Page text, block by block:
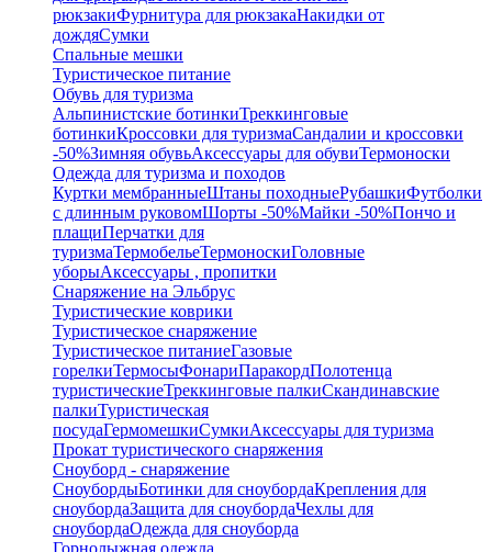
рюкзакиФурнитура для рюкзакаНакидки от
дождяСумки
Спальные мешки
Туристическое питание
Обувь для туризма
Альпинистские ботинкиТреккинговые
ботинкиКроссовки для туризмаСандалии и кроссовки
-50%Зимняя обувьАксессуары для обувиТермоноски
Одежда для туризма и походов
Куртки мембранныеШтаны походныеРубашкиФутболки
с длинным руковомШорты -50%Майки -50%Пончо и
плащиПерчатки для
туризмаТермобельеТермоноскиГоловные
уборыАксессуары , пропитки
Снаряжение на Эльбрус
Туристические коврики
Туристическое снаряжение
Туристическое питаниеГазовые
горелкиТермосыФонариПаракордПолотенца
туристическиеТреккинговые палкиСкандинавские
палкиТуристическая
посудаГермомешкиСумкиАксессуары для туризма
Прокат туристического снаряжения
Сноуборд - снаряжение
СноубордыБотинки для сноубордаКрепления для
сноубордаЗащита для сноубордаЧехлы для
сноубордаОдежда для сноуборда
Горнолыжная одежда